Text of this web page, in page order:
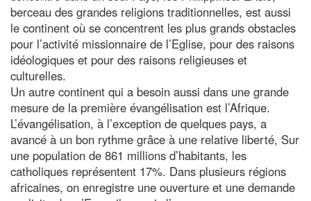
berceau des grandes religions traditionnelles, est aussi
le continent où se concentrent les plus grands obstacles
pour l’activité missionnaire de l’Eglise, pour des raisons
idéologiques et pour des raisons religieuses et
culturelles.
Un autre continent qui a besoin aussi dans une grande
mesure de la première évangélisation est l’Afrique.
L’évangélisation, à l’exception de quelques pays, a
avancé à un bon rythme grâce à une relative liberté, Sur
une population de 861 millions d’habitants, les
catholiques représentent 17%. Dans plusieurs régions
africaines, on enregistre une ouverture et une demande